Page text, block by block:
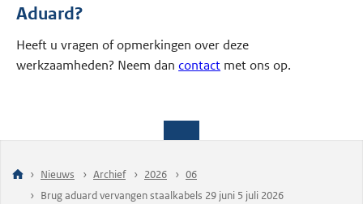
Aduard?
Heeft u vragen of opmerkingen over deze
werkzaamheden? Neem dancontact met ons op.
Nieuws Archief 2026
06
Brug aduard vervangen staalkabels 29 juni 5 juli 2026